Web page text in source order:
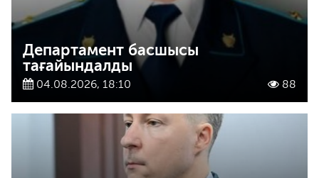
Департамент басшысы
тағайындалды
04.08.2026, 18:10 88